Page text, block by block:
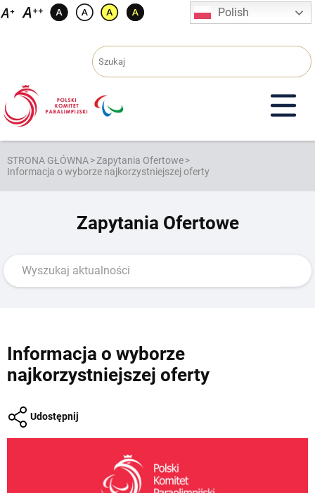
Przejdź
Polish
STRONA GŁÓWNA>Zapytania Ofertowe>
Informacja o wyborze najkorzystniejszej oferty
Zapytania Ofertowe
Informacja o wyborze
najkorzystniejszej oferty
Udostępnij